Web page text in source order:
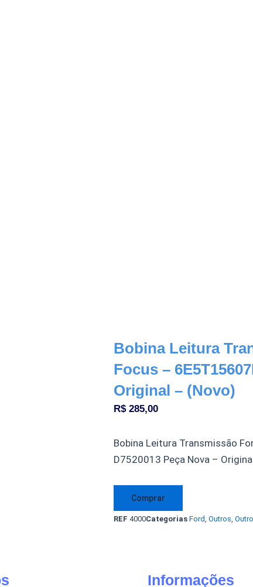
Bobina Leitura
Focus –
Original – (Novo)
R$285,00
Bobina Leitura Transmissão
D7520013 Peça Nova –
Bobina
Leitura
Transmissão
Comprar
REF 4000Categorias Ford Outros
Informações